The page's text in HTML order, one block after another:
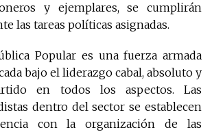
y ejemplares, se cumplirán
las tareas políticas asignadas.
Popular es una fuerza armada
bajo el liderazgo cabal, absoluto y
en todos los aspectos. Las
dentro del sector se establecen
con la organización de las